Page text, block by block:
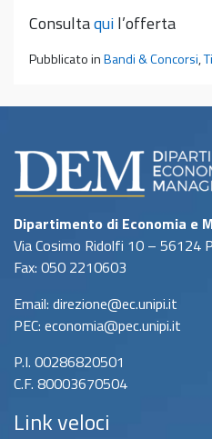
Consultaquil’offerta
Pubblicato inBandi & Concorsi,
Dipartimento di Economia e
Via Cosimo Ridolfi 10 – 56124
Fax: 050 2210603
Email: direzione@ec.unipi.it
PEC: economia@pec.unipi.it
P.I. 00286820501
C.F. 80003670504
Link veloci